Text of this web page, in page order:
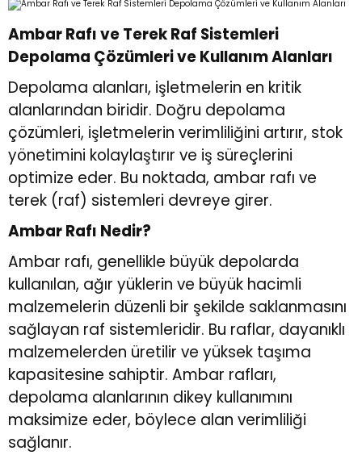
Ambar Rafı ve Terek Raf Sistemleri
Depolama Çözümleri ve Kullanım Alanları
Depolama alanları, işletmelerin en kritik
alanlarından biridir. Doğru depolama
çözümleri, işletmelerin verimliliğini artırır, stok
yönetimini kolaylaştırır ve iş süreçlerini
optimize eder. Bu noktada, ambar rafı ve
terek (raf) sistemleri devreye girer.
Ambar Rafı Nedir?
Ambar rafı, genellikle büyük depolarda
kullanılan, ağır yüklerin ve büyük hacimli
malzemelerin düzenli bir şekilde saklanmasını
sağlayan raf sistemleridir. Bu raflar, dayanıklı
malzemelerden üretilir ve yüksek taşıma
kapasitesine sahiptir. Ambar rafları,
depolama alanlarının dikey kullanımını
maksimize eder, böylece alan verimliliği
sağlanır.